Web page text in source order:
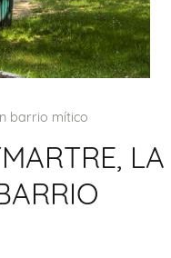
barrio mítico
LA